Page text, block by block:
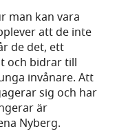
man kan vara
att de inte
de det, ett
och bidrar till
invånare. Att
sig och har
är
Nyberg.